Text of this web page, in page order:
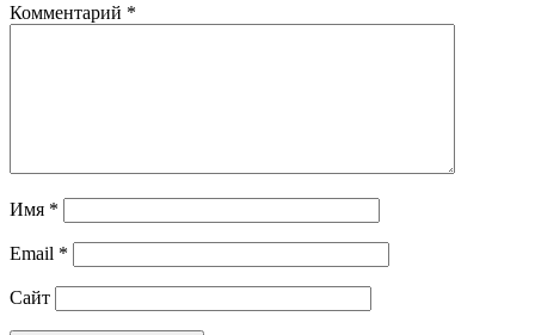
Комментарий *
Имя *
Email *
Сайт